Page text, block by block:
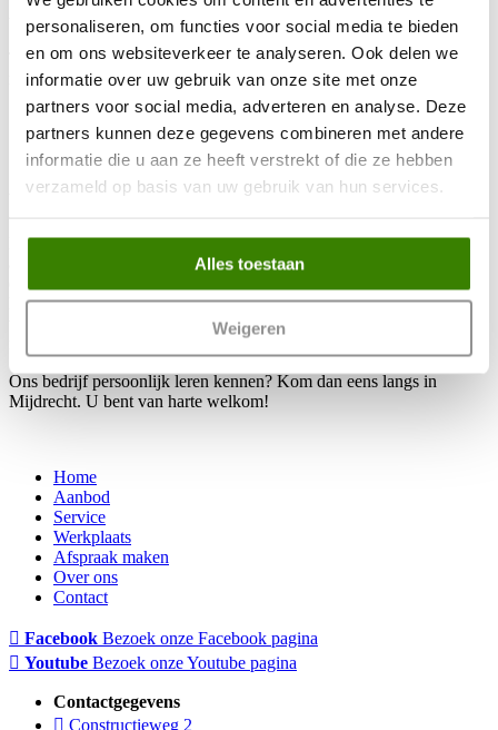
personaliseren, om functies voor social media te bieden
en om ons websiteverkeer te analyseren. Ook delen we
informatie over uw gebruik van onze site met onze
partners voor social media, adverteren en analyse. Deze
partners kunnen deze gegevens combineren met andere
informatie die u aan ze heeft verstrekt of die ze hebben
verzameld op basis van uw gebruik van hun services.
Alles toestaan
Weigeren
tussentijd blijft u mobiel!
Tijdens het maken van een werkplaatsafspraak heeft u de volgende
mogelijkheden:
U maakt gebruik van ons vervangend vervoer of een
leenfiets.
U wilt op de reparatie wachten
WACHTRUIMTE
Heeft u een afspraak in onze werkplaats en heeft u verder geen
afspraken of verplichtingen? Terwijl de monteurs uw auto
kunt u verblijven in onze gastvrije en comfortabele wachtruimte
waar u kunt lezen of werken. De koffie is vers en u kunt gebruik
Ons bedrijf persoonlijk leren kennen? Kom dan eens langs in
Mijdrecht. U bent van harte welkom!
Home
Aanbod
Service
Werkplaats
Afspraak maken
Over ons
Contact
Facebook Bezoek onze Facebook pagina
Youtube Bezoek onze Youtube pagina
Contactgegevens
Constructieweg 2